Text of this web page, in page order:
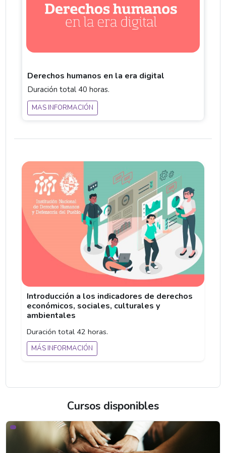
Derechos humanos en la era digital
Duración total 40 horas.
MAS INFORMACIÓN
Introducción a los indicadores de derechos
económicos, sociales, culturales y
ambientales
Duración total 42 horas.
MÁS INFORMACIÓN
Cursos disponibles
Derechos Humanos y el Rol de la INDDHH